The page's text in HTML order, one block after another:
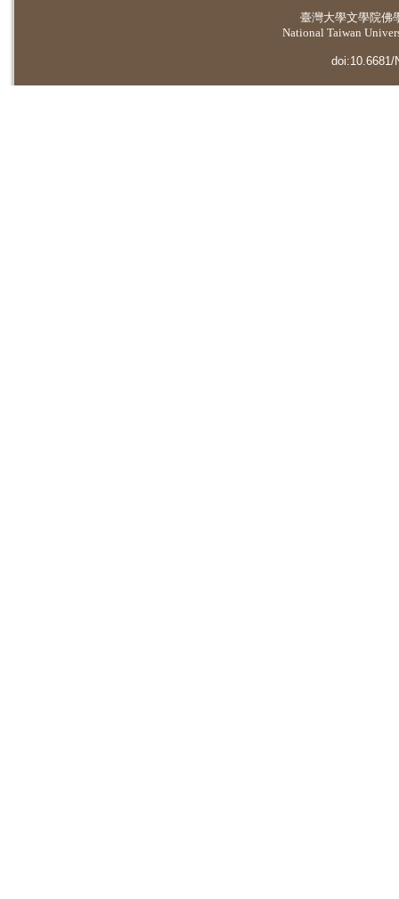
臺灣大學文學院佛
National Taiwan
doi:10.6681/